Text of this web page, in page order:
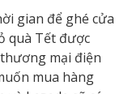
gian để ghé cửa
quà Tết được
mại điện
mua hàng